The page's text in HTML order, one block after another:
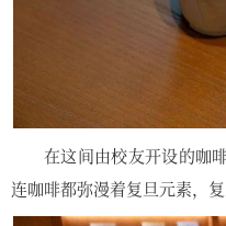
在这间由校友开设的咖
连咖啡都弥漫着复旦元素，